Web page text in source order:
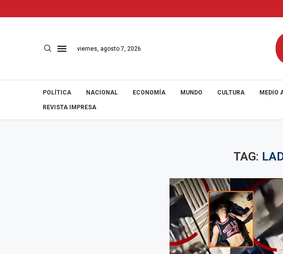
viernes, agosto 7, 2026
POLÍTICA NACIONAL ECONOMÍA MUNDO CULTURA MEDIO
REVISTA IMPRESA
TAG: